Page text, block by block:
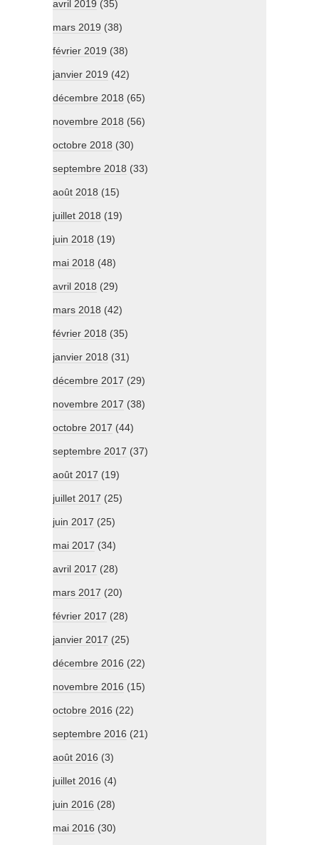
avril 2019 (35)
mars 2019 (38)
février 2019 (38)
janvier 2019 (42)
décembre 2018 (65)
novembre 2018 (56)
octobre 2018 (30)
septembre 2018 (33)
août 2018 (15)
juillet 2018 (19)
juin 2018 (19)
mai 2018 (48)
avril 2018 (29)
mars 2018 (42)
février 2018 (35)
janvier 2018 (31)
décembre 2017 (29)
novembre 2017 (38)
octobre 2017 (44)
septembre 2017 (37)
août 2017 (19)
juillet 2017 (25)
juin 2017 (25)
mai 2017 (34)
avril 2017 (28)
mars 2017 (20)
février 2017 (28)
janvier 2017 (25)
décembre 2016 (22)
novembre 2016 (15)
octobre 2016 (22)
septembre 2016 (21)
août 2016 (3)
juillet 2016 (4)
juin 2016 (28)
mai 2016 (30)